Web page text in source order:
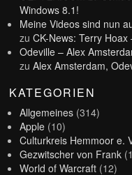
Windows 8.1!
Meine Videos sind nun
zuCK-News: Terry
Odeville – Alex
zuAlex Amsterdam,
KATEGORIEN
Allgemeines (314)
Apple (10)
Culturkreis Hemmoor e.
Gezwitscher von Frank
World of Warcraft (12)